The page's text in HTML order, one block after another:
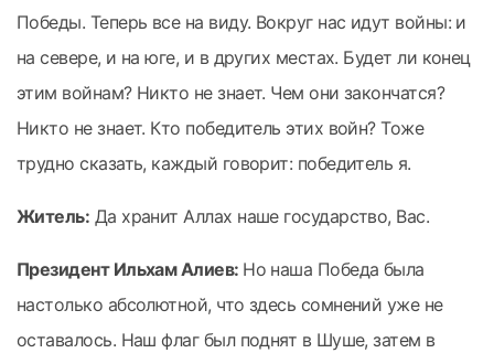
Победы. Теперь все на виду. Вокруг нас идут войны: и
на севере, и на юге, и в других местах. Будет ли конец
этим войнам? Никто не знает. Чем они закончатся?
Никто не знает. Кто победитель этих войн? Тоже
трудно сказать, каждый говорит: победитель я.
Житель: Да хранит Аллах наше государство, Вас.
Президент Ильхам Алиев: Но наша Победа была
настолько абсолютной, что здесь сомнений уже не
оставалось. Наш флаг был поднят в Шуше, затем в